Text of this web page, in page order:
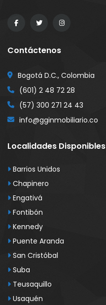
Contáctenos
Bogotá D.C., Colombia
(601) 2 48 72 28
(57) 300 271 24 43
info@gginmobiliario.co
Localidades Disponibles
Barrios Unidos
Chapinero
Engativá
Fontibón
Kennedy
Puente Aranda
San Cristóbal
Suba
Teusaquillo
Usaquén